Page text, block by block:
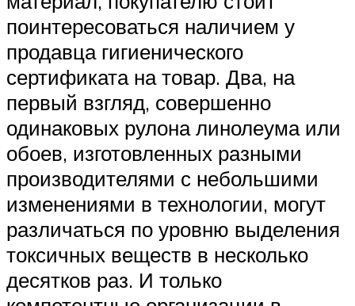
поинтересоваться наличием у
продавца гигиенического
сертификата на товар. Два, на
первый взгляд, совершенно
одинаковых рулона линолеума или
обоев, изготовленных разными
производителями с небольшими
изменениями в технологии, могут
различаться по уровню выделения
токсичных веществ в несколько
десятков раз. И только